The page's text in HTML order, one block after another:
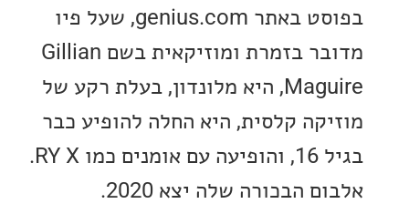
בפוסט באתר genius.com, שעל פיו
מדובר בזמרת ומוזיקאית בשם Gillian
Maguire, היא מלונדון, בעלת רקע של
קלסית, היא החלה להופיע כבר
בגיל 16, והופיעה עם אומנים כמו RY X.
הבכורה שלה יצא 2020.